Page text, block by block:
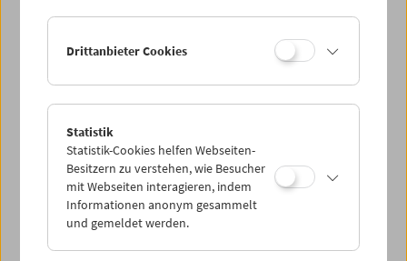
Cinemini on Tour:
Kino für die Kleinsten
Drittanbieter Cookies
Statistik
Statistik-Cookies helfen Webseiten-
Besitzern zu verstehen, wie Besucher
mit Webseiten interagieren, indem
Informationen anonym gesammelt
und gemeldet werden.